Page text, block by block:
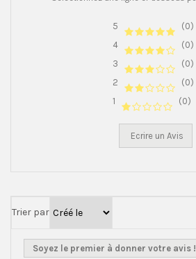
5
(0)
4
(0)
3
(0)
2
(0)
1
(0)
Ecrire un Avis
Trier par
Soyez le premier à donner votre avis !